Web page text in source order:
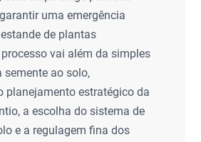
uma emergência
de plantas
vai além da simples
semente ao solo,
planejamento estratégico da
a escolha do sistema de
e a regulagem fina dos